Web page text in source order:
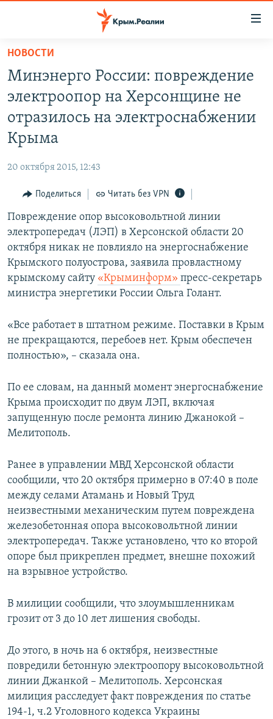
Вернуться
основному
содержанию
главной
Вернутся
поиску
СПЕЦПРОЕКТЫ
ИСТОРИЯ
ИНТЕРАКТИВ
ИНФОГРАФИКА
ТЕЛЕПРОЕКТ КРЫМ.РЕАЛИИ
СОВЕТЫ ПРАВОЗАЩИТНИКОВ
ПРОПАВШИЕ БЕЗ ВЕСТИ
ПОБЕДИТЕЛЕЙ НЕ СУДЯТ?
ELIFBE
УКРАИНСКАЯ ПРОБЛЕМА КРЫМА
РАДІО СВОБОДА
КАК ОБОЙТИ БЛОКИРОВКУ
Українською
Qırımtatar
ПРИСОЕДИНЯЙТЕСЬ!
НОВОСТИ
Минэнерго России: повреждение
электроопор на Херсонщине не
отразилось на электроснабжении
Крыма
20 октября 2015, 12:43
Поделиться Читать без VPN
Повреждение опор высоковольтной линии
электропередач (ЛЭП) в Херсонской области 20
октября никак не повлияло на энергоснабжение
Крымского полуострова, заявила провластному
крымскому сайту «Крыминформ» пресс-секретарь
министра энергетики России Ольга Голант.
«Все работает в штатном режиме. Поставки в Крым
не прекращаются, перебоев нет. Крым обеспечен
полностью», – сказала она.
По ее словам, на данный момент энергоснабжение
Крыма происходит по двум ЛЭП, включая
запущенную после ремонта линию Джанокой –
Мелитополь.
Ранее в управлении МВД Херсонской области
сообщили, что 20 октября примерно в 07:40 в поле
между селами Атамань и Новый Труд
неизвестными механическим путем повреждена
железобетонная опора высоковольтной линии
электропередач. Также установлено, что ко второй
опоре был прикреплен предмет, внешне похожий
на взрывное устройство.
В милиции сообщили, что злоумышленникам
грозит от 3 до 10 лет лишения свободы.
До этого, в ночь на 6 октября, неизвестные
повредили бетонную электроопору высоковольтной
линии Джанкой – Мелитополь. Херсонская
милиция расследует факт повреждения по статье
194-1, ч.2 Уголовного кодекса Украины